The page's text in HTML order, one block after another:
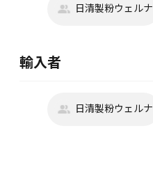
日清製粉ウェルナ
輸入者
日清製粉ウェルナ